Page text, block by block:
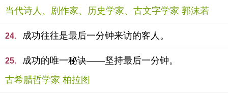
当代诗人、剧作家、历史学家、古文字学家 郭沫若
24. 成功往往是最后一分钟来访的客人。
25.
成功的唯一秘诀——坚持最后一分钟。
古希腊哲学家 柏拉图